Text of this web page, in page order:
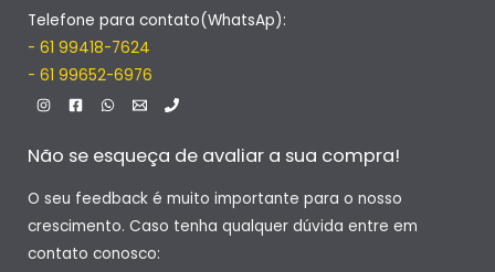
Telefone para contato(WhatsAp):
- 61 99418-7624
- 61 99652-6976
Não se esqueça de avaliar a sua compra!
O seu feedback é muito importante para o nosso
crescimento. Caso tenha qualquer dúvida entre em
contato conosco: